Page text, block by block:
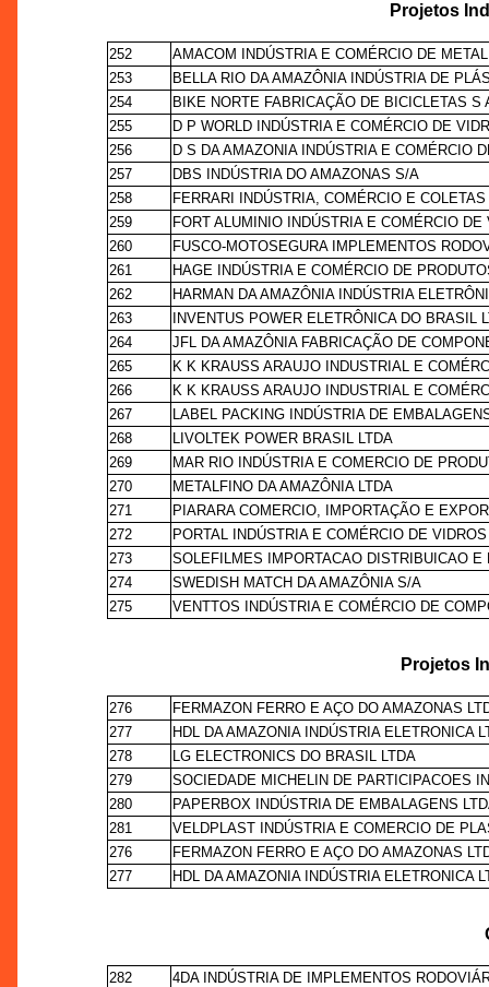
Projetos
252
AMACOM INDÚSTRIA E COMÉRCIO DE
253
BELLA RIO DA AMAZÔNIA INDÚSTRIA DE
254
BIKE NORTE FABRICAÇÃO DE BICICLETAS S
255
D P WORLD INDÚSTRIA E COMÉRCIO DE
256
D S DA AMAZONIA INDÚSTRIA E COMÉRCIO
257
DBS INDÚSTRIA DO AMAZONAS S/A
258
FERRARI INDÚSTRIA, COMÉRCIO E
259
FORT ALUMINIO INDÚSTRIA E COMÉRCIO DE
260
FUSCO-MOTOSEGURA IMPLEMENTOS
261
HAGE INDÚSTRIA E COMÉRCIO DE
262
HARMAN DA AMAZÔNIA INDÚSTRIA
263
INVENTUS POWER ELETRÔNICA DO BRASIL
264
JFL DA AMAZÔNIA FABRICAÇÃO DE
265
K K KRAUSS ARAUJO INDUSTRIAL E
266
K K KRAUSS ARAUJO INDUSTRIAL E
267
LABEL PACKING INDÚSTRIA DE
268
LIVOLTEK POWER BRASIL LTDA
269
MAR RIO INDÚSTRIA E COMERCIO DE
270
METALFINO DA AMAZÔNIA LTDA
271
PIARARA COMERCIO, IMPORTAÇÃO E
272
PORTAL INDÚSTRIA E COMÉRCIO DE
273
SOLEFILMES IMPORTACAO DISTRIBUICAO E
274
SWEDISH MATCH DA AMAZÔNIA S/A
275
VENTTOS INDÚSTRIA E COMÉRCIO DE
Projetos
276
FERMAZON FERRO E AÇO DO AMAZONAS
277
HDL DA AMAZONIA INDÚSTRIA ELETRONICA
278
LG ELECTRONICS DO BRASIL LTDA
279
SOCIEDADE MICHELIN DE PARTICIPACOES
280
PAPERBOX INDÚSTRIA DE EMBALAGENS
281
VELDPLAST INDÚSTRIA E COMERCIO DE
276
FERMAZON FERRO E AÇO DO AMAZONAS
277
HDL DA AMAZONIA INDÚSTRIA ELETRONICA
282
4DA INDÚSTRIA DE IMPLEMENTOS